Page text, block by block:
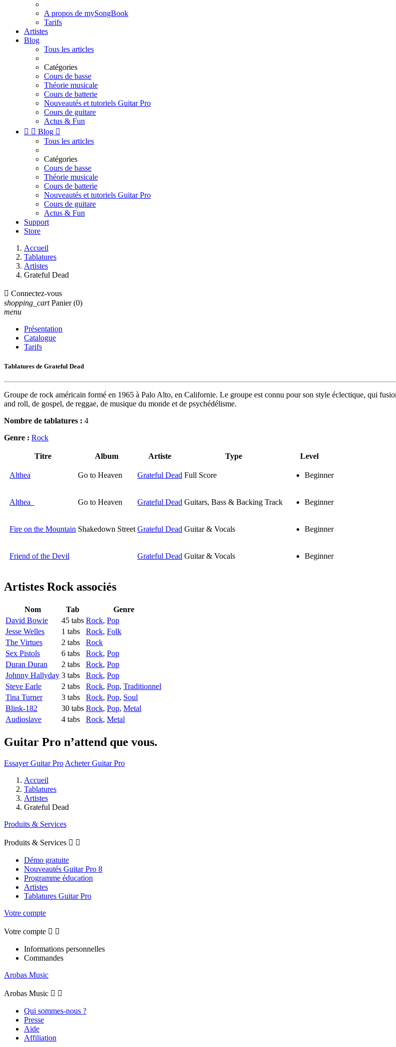
A propos de mySongBook
Tarifs
Artistes
Blog
Tous les articles
Catégories
Cours de basse
Théorie musicale
Cours de batterie
Nouveautés et tutoriels Guitar Pro
Cours de guitare
Actus & Fun
  Blog 
Tous les articles
Catégories
Cours de basse
Théorie musicale
Cours de batterie
Nouveautés et tutoriels Guitar Pro
Cours de guitare
Actus & Fun
Support
Store
Accueil
Tablatures
Artistes
Grateful Dead
 Connectez-vous
shopping_cart Panier (0)
menu
Présentation
Catalogue
Tarifs
Tablatures de Grateful Dead
Groupe de rock américain formé en 1965 à Palo Alto, en Californie. Le groupe est connu pour son style éclectique, qui
and roll, de gospel, de reggae, de musique du monde et de psychédélisme.
Nombre de tablatures : 4
Genre : Rock
Titre Album Artiste Type Level
Althea Go to Heaven Grateful Dead Full Score Beginner
Althea Go to Heaven Grateful Dead Guitars, Bass & Backing Track Beginner
Fire on the Mountain Shakedown Street Grateful Dead Guitar & Vocals Beginner
Friend of the Devil Grateful Dead Guitar & Vocals Beginner
Artistes Rockassociés
Nom Tab
Genre
David Bowie
45 tabs Rock, Pop
Jesse Welles
1 tabs Rock, Folk
The Virtues
2 tabs
Rock
Sex Pistols
6 tabs Rock, Pop
Duran Duran
2 tabs Rock, Pop
Johnny Hallyday 3 tabs Rock, Pop
Steve Earle
2 tabs Rock, Pop, Traditionnel
Tina Turner
3 tabs Rock, Pop, Soul
Blink-182
30 tabs Rock, Pop, Metal
Audioslave
4 tabs Rock, Metal
Guitar Pro n’attend que vous.
Essayer Guitar Pro Acheter Guitar Pro
Accueil
Tablatures
Artistes
Grateful Dead
Produits & Services
Produits & Services  
Démo gratuite
Nouveautés Guitar Pro 8
Programme éducation
Artistes
Tablatures Guitar Pro
Votre compte
Votre compte  
Informations personnelles
Commandes
Arobas Music
Arobas Music  
Qui sommes-nous ?
Presse
Aide
Affiliation